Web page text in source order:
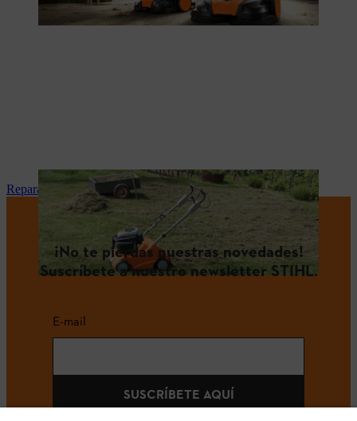
Reparación y mantenimiento STIHL en tu tienda especialista
¡No te pierdas nuestras novedades!
Suscríbete a nuestro newsletter STIHL.
E-mail
SUSCRÍBETE AQUÍ